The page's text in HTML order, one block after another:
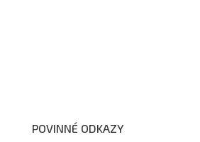
POVINNÉ ODKAZY